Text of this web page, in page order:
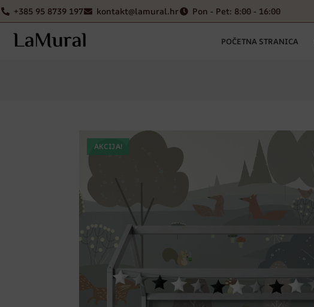
+385 95 8739 197 kontakt@lamural.hr Pon - Pet: 8:00 - 16:00
POČETNA STRANICA
AKCIJA!